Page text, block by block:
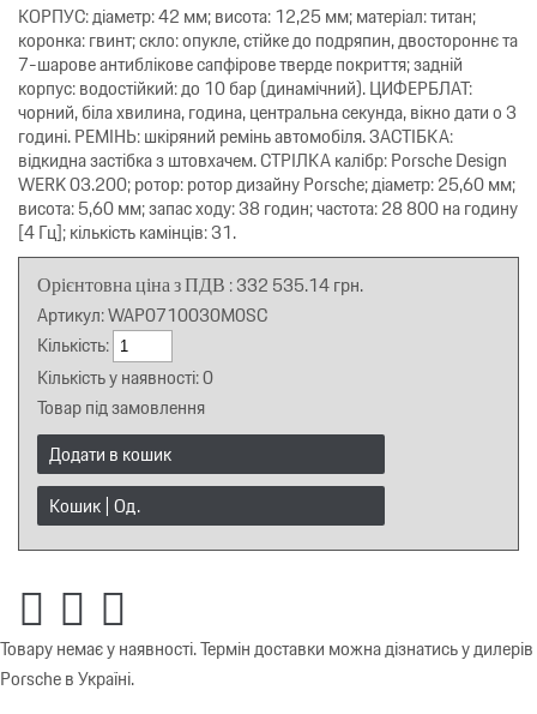
КОРПУС: діаметр: 42 мм; висота: 12,25 мм; матеріал: титан;
коронка: гвинт; скло: опукле, стійке до подряпин, двостороннє та
7-шарове антиблікове сапфірове тверде покриття; задній
корпус: водостійкий: до 10 бар (динамічний). ЦИФЕРБЛАТ:
чорний, біла хвилина, година, центральна секунда, вікно дати о 3
годині. РЕМІНЬ: шкіряний ремінь автомобіля. ЗАСТІБКА:
відкидна застібка з штовхачем. СТРІЛКА калібр: Porsche Design
WERK 03.200; ротор: ротор дизайну Porsche; діаметр: 25,60 мм;
висота: 5,60 мм; запас ходу: 38 годин; частота: 28 800 на годину
[4 Гц]; кількість камінців: 31.
Орієнтовна ціна з ПДВ :332 535.14грн.
Артикул:WAP0710030M0SC
Кількість:
Кількість у наявності:0
Товар під замовлення
Додати в кошик
Кошик | Од.
Товару немає у наявності. Термін доставки можна дізнатись у дилерів
Porsche в Україні.